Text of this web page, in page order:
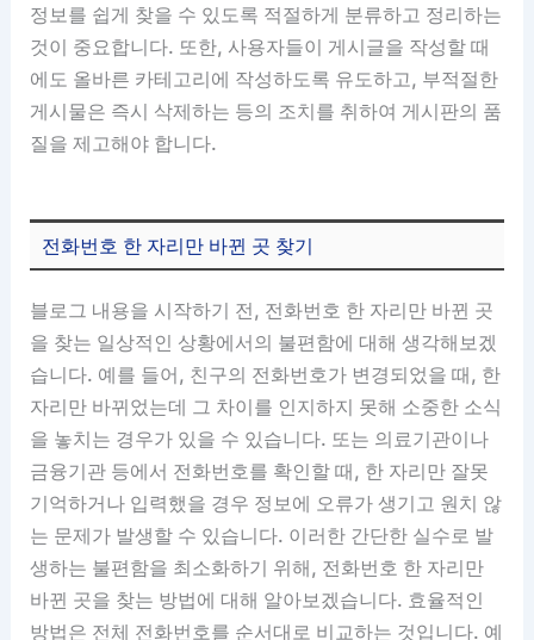
정보를 쉽게 찾을 수 있도록 적절하게 분류하고 정리하는
것이 중요합니다. 또한, 사용자들이 게시글을 작성할 때
에도 올바른 카테고리에 작성하도록 유도하고, 부적절한
게시물은 즉시 삭제하는 등의 조치를 취하여 게시판의 품
질을 제고해야 합니다.
전화번호 한 자리만 바뀐 곳 찾기
블로그 내용을 시작하기 전, 전화번호 한 자리만 바뀐 곳
을 찾는 일상적인 상황에서의 불편함에 대해 생각해보겠
습니다. 예를 들어, 친구의 전화번호가 변경되었을 때, 한
자리만 바뀌었는데 그 차이를 인지하지 못해 소중한 소식
을 놓치는 경우가 있을 수 있습니다. 또는 의료기관이나
금융기관 등에서 전화번호를 확인할 때, 한 자리만 잘못
기억하거나 입력했을 경우 정보에 오류가 생기고 원치 않
는 문제가 발생할 수 있습니다. 이러한 간단한 실수로 발
생하는 불편함을 최소화하기 위해, 전화번호 한 자리만
바뀐 곳을 찾는 방법에 대해 알아보겠습니다. 효율적인
방법은 전체 전화번호를 순서대로 비교하는 것입니다. 예